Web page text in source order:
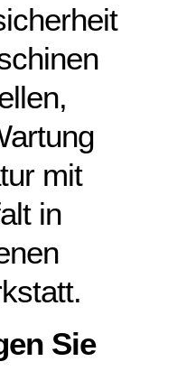
mit
in
Sie